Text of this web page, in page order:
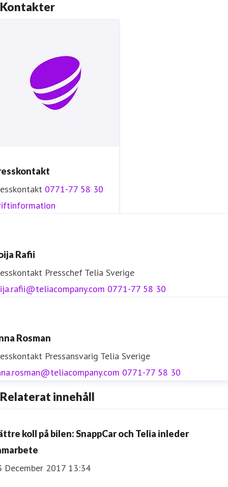
Kontakter
0771-77 58 30
Rafii
Presschef Telia Sverige
0771-77 58 30
Rosman
Pressansvarig Telia Sverige
0771-77 58 30
Relaterat innehåll
koll på bilen: SnappCar och Telia inleder
December 2017 13:34